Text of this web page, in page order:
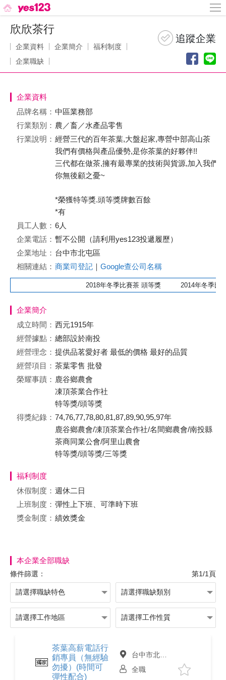
欣欣茶行
企業資料 企業簡介
福利制度
企業職缺
企業資料
品牌名稱： 中區業務部
行業類別： 農／畜／水產品零售
行業說明： 經營三代的百年茶葉,大盤起家,專營中部高山茶
我們有價格與產品優勢,是你茶葉的好夥伴!!
三代都在做茶,擁有最專業的技術與貨源,加入我們讓
你無後顧之憂~
*榮獲特等獎.頭等獎牌數百餘
*有
員工人數： 6人
企業電話： 暫不公開（請利用yes123投遞履歷）
企業地址： 台中市北屯區
相關連結： 商業司登記 ｜ Google查公司名稱
2018年冬季比賽茶 頭等獎 2014年冬季比賽
企業簡介
成立時間： 西元1915年
經營據點： 總部設於南投
經營理念： 提供品茗愛好者 最低的價格 最好的品質
經營項目： 茶葉零售 批發
榮耀事蹟： 鹿谷鄉農會
凍頂茶業合作社
特等獎/頭等獎
得獎紀錄： 74,76,77,78,80,81,87,89,90,95,97年
鹿谷鄉農會/凍頂茶業合作社/名間鄉農會/南投縣
茶商同業公會/阿里山農會
特等獎/頭等獎/三等獎
福利制度
休假制度： 週休二日
上班制度： 彈性上下班、可準時下班
獎金制度： 績效獎金
本企業全部職缺
條件篩選： 第1/1頁
茶葉高薪電話行
銷專員（無經驗
勿擾）(時間可
彈性配合)
台中市北屯區
全職